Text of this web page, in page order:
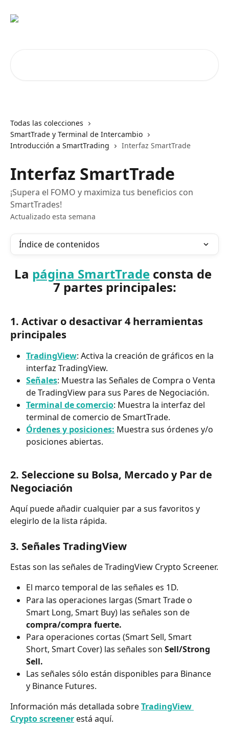
Todas las colecciones
SmartTrade y Terminal de Intercambio
Introducción a SmartTrading
Interfaz SmartTrade
Interfaz SmartTrade
¡Supera el FOMO y maximiza tus beneficios con
SmartTrades!
Actualizado esta semana
Índice de contenidos
La página SmartTrade consta de
7 partes principales:
1. Activar o desactivar 4 herramientas
principales
TradingView: Activa la creación de gráficos en la
interfaz TradingView.
Señales: Muestra las Señales de Compra o Venta
de TradingView para sus Pares de Negociación.
Terminal de comercio: Muestra la interfaz del
terminal de comercio de SmartTrade.
Órdenes y posiciones: Muestra sus órdenes y/o
posiciones abiertas.
2. Seleccione su Bolsa, Mercado y Par de
Negociación
Aquí puede añadir cualquier par a sus favoritos y
elegirlo de la lista rápida.
3. Señales TradingView
Estas son las señales de TradingView Crypto Screener.
El marco temporal de las señales es 1D.
Para las operaciones largas (Smart Trade o
Smart Long, Smart Buy) las señales son de
compra/compra fuerte.
Para operaciones cortas (Smart Sell, Smart
Short, Smart Cover) las señales son Sell/Strong
Sell.
Las señales sólo están disponibles para Binance
y Binance Futures.
Información más detallada sobre TradingView
Crypto screener está aquí.